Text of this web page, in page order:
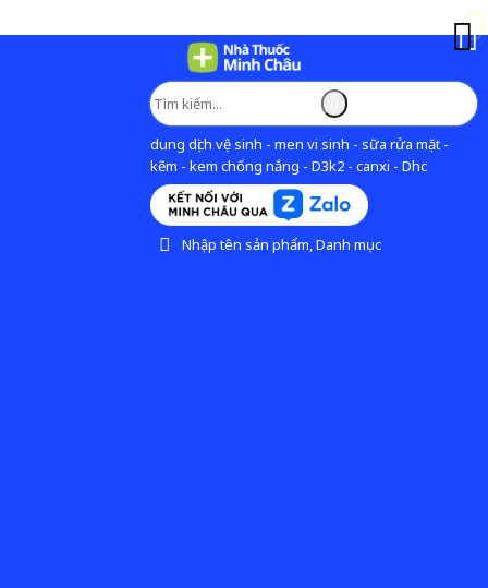
dung dịch vệ sinh - men vi sinh - sữa rửa mặt -
kẽm - kem chống nắng - D3k2 - canxi - Dhc
Nhập tên sản phẩm, Danh mục